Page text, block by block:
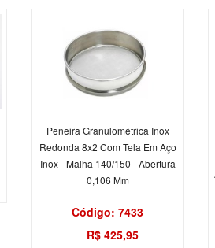
Peneira Granulométrica Inox
Redonda 8x2 Com Tela Em Aço
Inox - Malha 140/150 - Abertura
0,106 Mm
Código: 7433
R$ 425,95